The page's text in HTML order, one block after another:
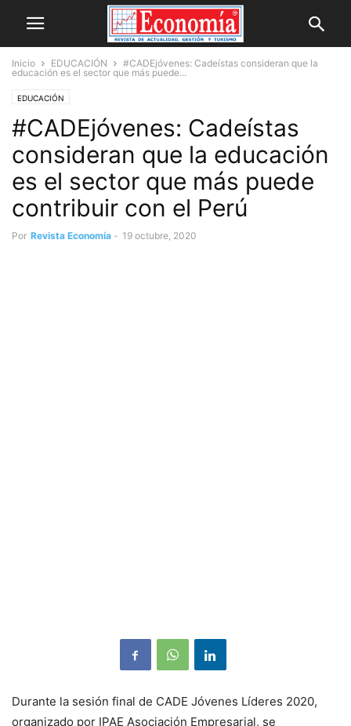
Inicio EDUCACIÓN
#CADEjóvenes: Cadeístas consideran que la
educación es el sector que más puede...
EDUCACIÓN
#CADEjóvenes: Cadeístas
consideran que la educación
es el sector que más puede
contribuir con el Perú
Por Revista Economía - 19 octubre, 2020
Durante la sesión final de CADE Jóvenes Líderes 2020,
organizado por IPAE Asociación Empresarial, se